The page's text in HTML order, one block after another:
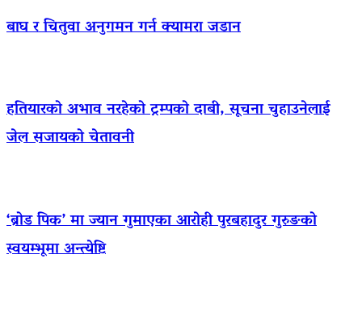
बाघ र चितुवा अनुगमन गर्न क्यामरा जडान
हतियारको अभाव नरहेको ट्रम्पको दाबी, सूचना चुहाउनेलाई
जेल सजायको चेतावनी
‘ब्रोड पिक’ मा ज्यान गुमाएका आराेही पुरबहादुर गुरुङको
स्वयम्भूमा अन्त्येष्टि